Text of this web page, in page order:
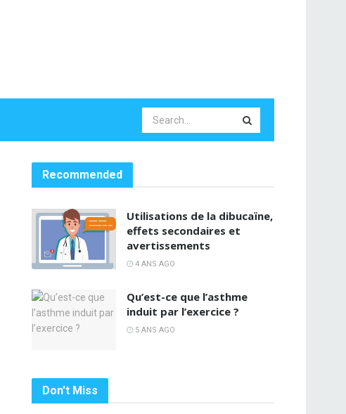
Recommended
Utilisations de la dibucaïne,
effets secondaires et
avertissements
4 ANS AGO
Qu’est-ce que l’asthme
induit par l’exercice ?
5 ANS AGO
Don't Miss